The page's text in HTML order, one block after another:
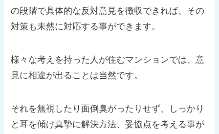
の段階で具体的な反対意見を徴収できれば、その
対策も未然に対応する事ができます。
様々な考えを持った人が住むマンションでは、意
見に相違が出ることは当然です。
それを無視したり面倒臭がったりせず、しっかり
と耳を傾け真摯に解決方法、妥協点を考える事が